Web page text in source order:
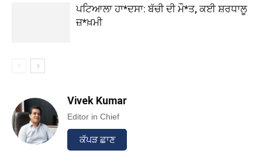
ਪਟਿਆਲਾ ਹਾ*ਦਸਾ: ਬੱਚੀ ਦੀ ਮੌ*ਤ, ਕਈ ਸ਼ਰਧਾਲੂ
ਜ਼*ਖ਼ਮੀ
Vivek Kumar
Editor in Chief
ਕੱਪੜ ਛਾਣ